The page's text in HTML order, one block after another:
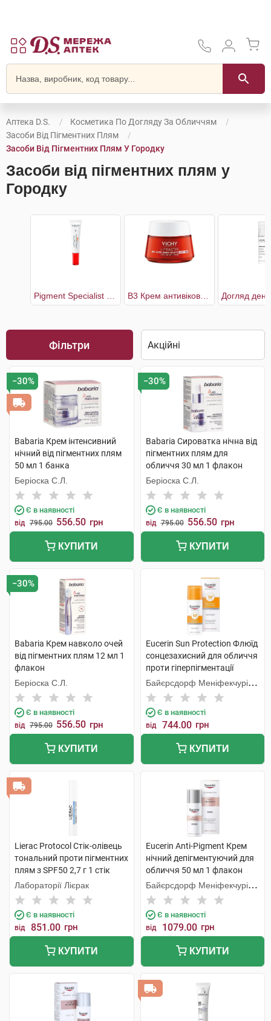
Аптека D.S.
Косметика По Догляду За Обличчям
Засоби Від Пігментних Плям
Засоби Від Пігментних Плям У Городку
Засоби від пігментних плям у
Городку
Фільтри
−30%
Babaria Крем інтенсивний
нічний від пігментних плям
50 мл 1 банка
Беріоска С.Л.
Є в наявності
від 795.00 556.50 грн
КУПИТИ
−30%
Babaria Сироватка нічна від
пігментних плям для
обличчя 30 мл 1 флакон
Беріоска С.Л.
Є в наявності
від 795.00 556.50 грн
КУПИТИ
−30%
Babaria Крем навколо очей
від пігментних плям 12 мл 1
флакон
Беріоска С.Л.
Є в наявності
від 795.00 556.50 грн
КУПИТИ
Eucerin Sun Protection Флюїд
сонцезахисний для обличчя
проти гіперпігментації
SPF50+ 50 мл 1 флакон
Байєрсдорф Меніфекчурінг
Познань
Є в наявності
від 744.00 грн
КУПИТИ
Lierac Protocol Стік-олівець
тональний проти пігментних
плям з SPF50 2,7 г 1 стік
Лабораторії Лієрак
Є в наявності
від 851.00 грн
КУПИТИ
Eucerin Anti-Pigment Крем
нічний депігментуючий для
обличчя 50 мл 1 флакон
Байєрсдорф Меніфекчурінг
Познань
Є в наявності
від 1079.00 грн
КУПИТИ